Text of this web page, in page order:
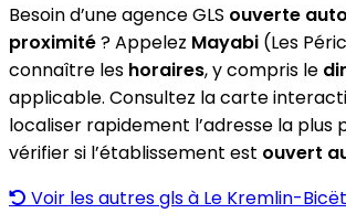
Besoin d’une agence GLS ouverte
proximité? Appelez Mayabi (Les
connaître les horaires, y compris le
applicable. Consultez la carte
localiser rapidement l’adresse la plus
vérifier si l’établissement est ouvert
Voir les autres gls à Le Kremlin-